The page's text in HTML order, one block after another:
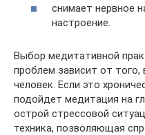
снимает нервное
настроение.
Выбор медитативной
проблем зависит от
человек. Если это
подойдет медитация на
острой стрессовой
техника, позволяющая